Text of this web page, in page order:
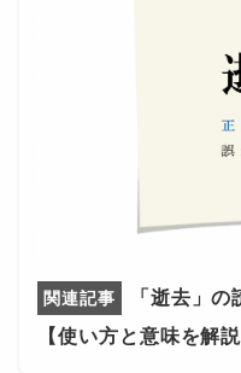
「逝去」
【使い方と意味を解説